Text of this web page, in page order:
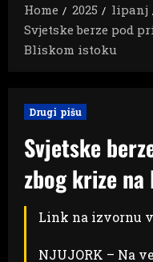
Home
2025 lipanj
Svjetske berze pod
Bliskom istoku
Drugi pišu
Svjetske
zbog krize
Link na izvornu
NJUJORK – Na